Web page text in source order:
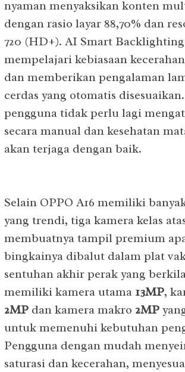
nyaman menyaksikan konten
dengan rasio layar 88,70% dan
720 (HD+). AI Smart
mempelajari kebiasaan
dan memberikan pengalaman
cerdas yang otomatis
pengguna tidak perlu lagi
secara manual dan kesehatan
akan terjaga dengan baik.
Selain OPPO A16 memiliki
yang trendi, tiga kamera kelas
membuatnya tampil premium
bingkainya dibalut dalam plat
sentuhan akhir perak yang
memiliki kamera utama 13MP,
2MP dan kamera makro 2MP
untuk memenuhi kebutuhan
Pengguna dengan mudah
saturasi dan kecerahan,